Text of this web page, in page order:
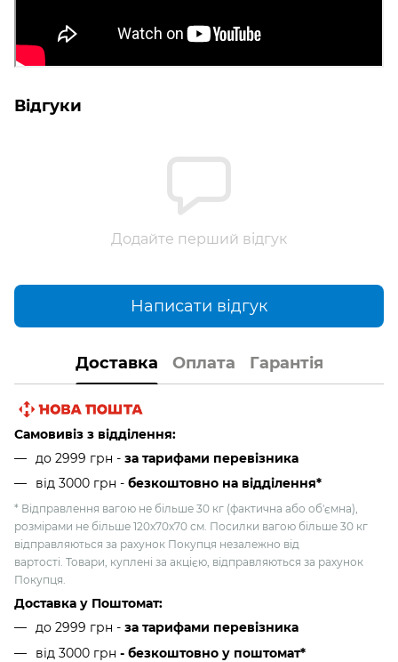
Відгуки
Додайте перший відгук
Написати відгук
Доставка Оплата Гарантія
Самовивіз з відділення:
до 2999 грн - за тарифами перевізника
від 3000 грн - безкоштовно на відділення*
* Відправлення вагою не більше 30 кг (фактична або об'ємна),
розмірами не більше 120х70х70 см. Посилки вагою більше 30 кг
відправляються за рахунок Покупця незалежно від
вартості. Товари, куплені за акцією, відправляються за рахунок
Покупця.
Доставка у Поштомат:
до 2999 грн - за тарифами перевізника
від 3000 грн - безкоштовно у поштомат*